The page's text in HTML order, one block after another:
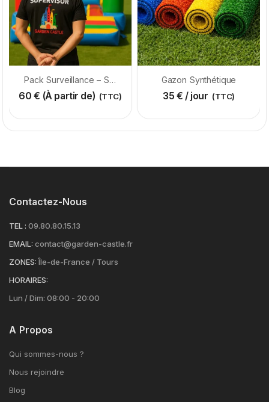
Pack Surveillance – Structure Gonflable
60€ (À partir de) (TTC)
Gazon Synthétique
35 € / jour (TTC)
Contactez-Nous
TEL : 09.80.80.15.13
EMAIL: contact@garden-castle.fr
ZONES: Île-de-France / Tours
HORAIRES:
Lun / Dim: 08:00 - 20:00
A Propos
Qui sommes-nous ?
Nous rejoindre
Blog